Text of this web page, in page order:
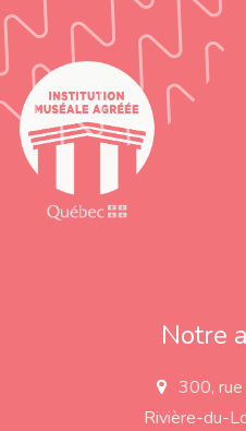
Notre
a
d
300,
Rivière-du-